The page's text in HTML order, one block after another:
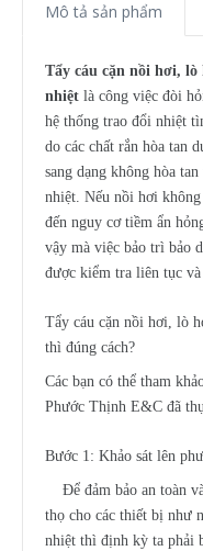
Mô tả sản phẩm
Tẩy cáu cặn nồi hơi, lò
nhiệt là công việc đòi
hệ thống trao đổi nhiệt
do các chất rắn hòa tan
sang dạng không hòa
nhiệt. Nếu nồi hơi không
đến nguy cơ tiềm ẩn
vậy mà việc bảo trì bảo
được kiểm tra liên tục và
Tẩy cáu cặn nồi hơi, lò
thì đúng cách?
Các bạn có thể tham
Phước Thịnh E&C đã
Bước 1: Khảo sát lên
Để đảm bảo an toàn
thọ cho các thiết bị như
nhiệt thì định kỳ ta phải